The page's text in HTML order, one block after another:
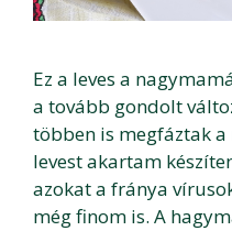
Ez a leves a
a tovább gondolt
többen is megfáztak
levest akartam
azokat a fránya
még finom is. A